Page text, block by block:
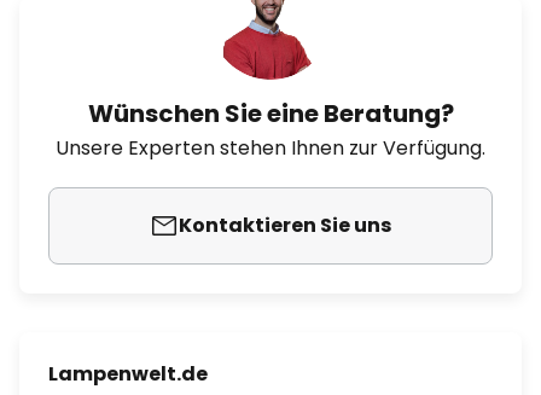
Wünschen Sie eine Beratung?
Unsere Experten stehen Ihnen zur Verfügung.
Kontaktieren Sie uns
Lampenwelt.de